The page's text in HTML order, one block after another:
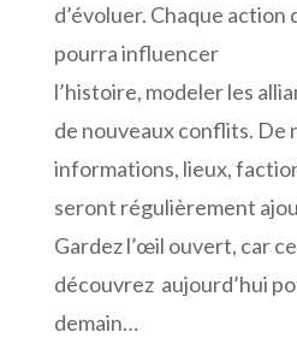
d’évoluer. Chaque action
pourra influencer
l’histoire, modeler les
de nouveaux conflits. De
informations, lieux,
seront régulièrement
Gardez l’œil ouvert, car
découvrez aujourd’hui
demain…